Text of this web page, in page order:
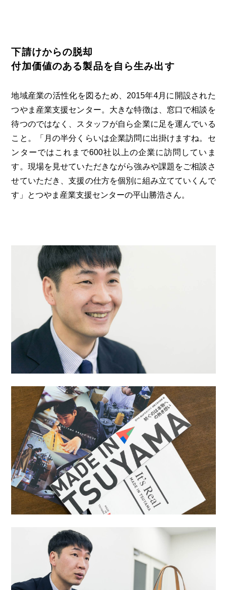
下請けからの脱却
付加価値のある製品を自ら生み出す
地域産業の活性化を図るため、2015年4月に開設された
つやま産業支援センター。大きな特徴は、窓口で相談を
待つのではなく、スタッフが自ら企業に足を運んでいる
こと。「月の半分くらいは企業訪問に出掛けますね。セ
ンターではこれまで600社以上の企業に訪問していま
す。現場を見せていただきながら強みや課題をご相談さ
せていただき、支援の仕方を個別に組み立てていくんで
す」とつやま産業支援センターの平山勝浩さん。